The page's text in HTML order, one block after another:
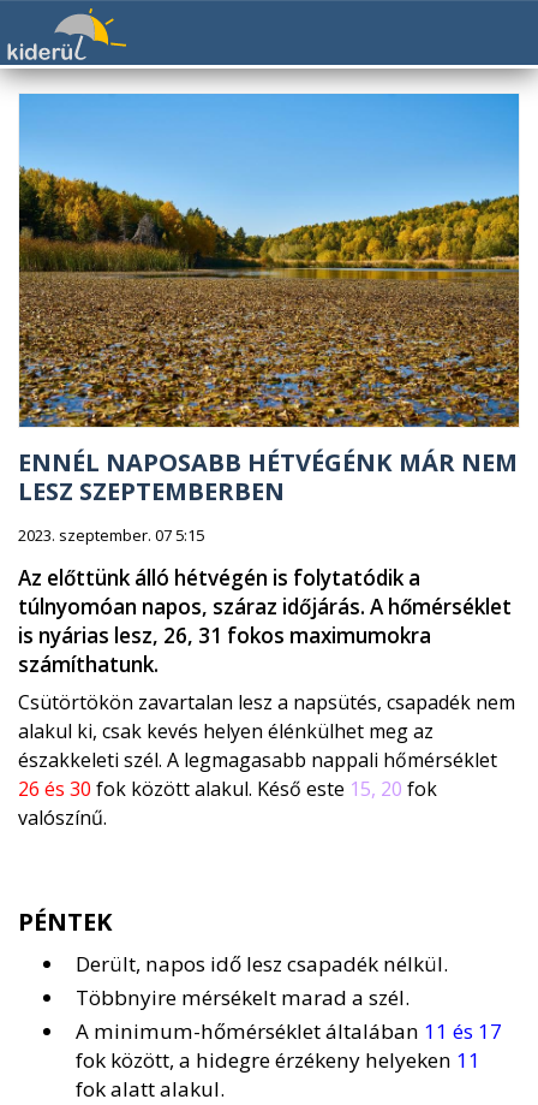
ENNÉL NAPOSABB HÉTVÉGÉNK MÁR NEM
LESZ SZEPTEMBERBEN
2023. szeptember. 07 5:15
Az előttünk álló hétvégén is folytatódik a
túlnyomóan napos, száraz időjárás. A hőmérséklet
is nyárias lesz, 26, 31 fokos maximumokra
számíthatunk.
Csütörtökön zavartalan lesz a napsütés, csapadék nem
alakul ki, csak kevés helyen élénkülhet meg az
északkeleti szél. A legmagasabb nappali hőmérséklet
26 és 30 fok között alakul. Késő este 15, 20 fok
valószínű.
PÉNTEK
Derült, napos idő lesz csapadék nélkül.
Többnyire mérsékelt marad a szél.
A minimum-hőmérséklet általában 11 és 17
fok között, a hidegre érzékeny helyeken 11
fok alatt alakul.